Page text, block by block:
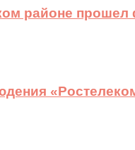
районе прошел